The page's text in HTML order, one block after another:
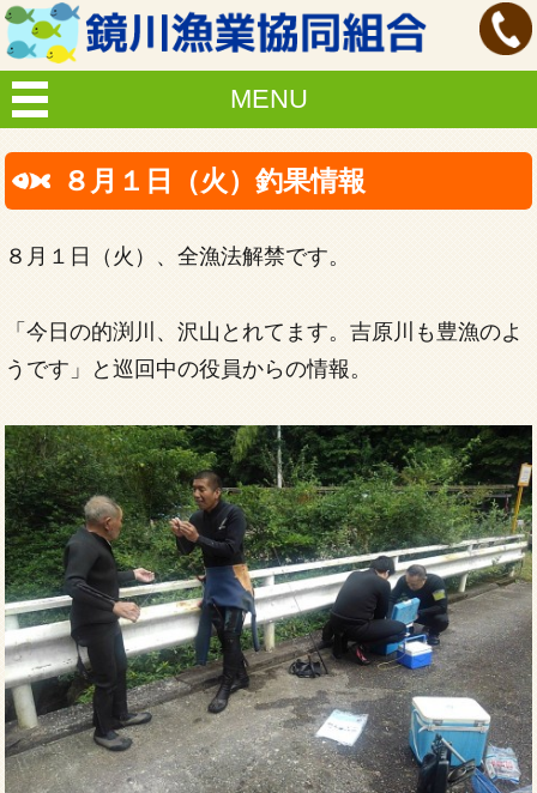
MENU
８月１日（火）釣果情報
８月１日（火）、全漁法解禁です。
「今日の的渕川、沢山とれてます。吉原川も豊漁のよ
うです」と巡回中の役員からの情報。